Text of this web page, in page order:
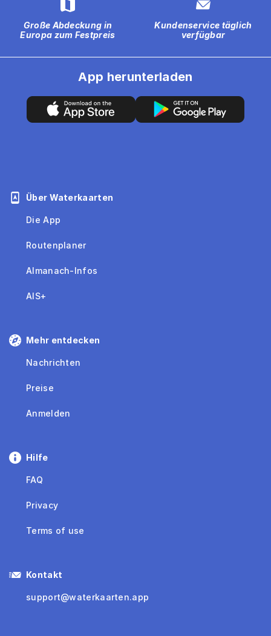
Große Abdeckung in
Europa zum Festpreis
Kundenservice täglich
verfügbar
Über Waterkaarten
Die App
Routenplaner
Almanach-Infos
AIS+
Mehr entdecken
Nachrichten
Preise
Anmelden
Hilfe
FAQ
Privacy
Terms of use
Kontakt
support@waterkaarten.app
App herunterladen